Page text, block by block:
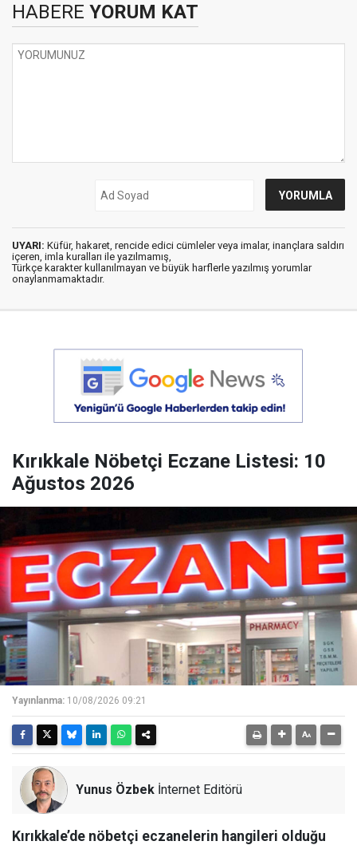
HABERE YORUM KAT
UYARI: Küfür, hakaret, rencide edici cümleler veya imalar, inançlara saldırı
içeren, imla kuralları ile yazılmamış,
Türkçe karakter kullanılmayan ve büyük harflerle yazılmış yorumlar
onaylanmamaktadır.
Kırıkkale Nöbetçi Eczane Listesi: 10
Ağustos 2026
Yayınlanma: 10/08/2026 09:21
Yunus Özbek İnternet Editörü
Kırıkkale’de nöbetçi eczanelerin hangileri olduğu